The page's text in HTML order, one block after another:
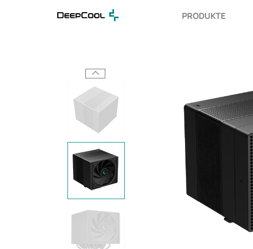
PRODUKTE